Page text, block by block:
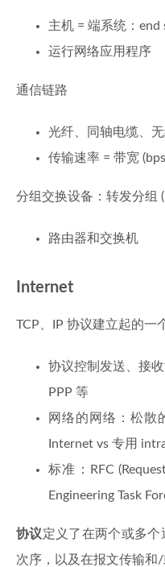
主机 = 端系统：
运行网络应用程序
通信链路
光纤、同轴电缆、
传输速率 = 带宽
分组交换设备：转发分组
路由器和交换机
Internet
TCP、IP 协议建立起的一
协议控制发送、接收
PPP 等
网络的网络：松散
Internet vs 专用
标准：RFC
Engineering Task
协议定义了在两个或多
次序，以及在报文传输和